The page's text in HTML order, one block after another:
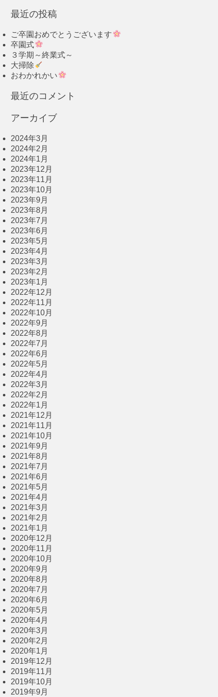
最近の投稿
ご卒園おめでとうございます
卒園式
３学期～終業式～
大掃除
おわかれかい
最近のコメント
アーカイブ
2024年3月
2024年2月
2024年1月
2023年12月
2023年11月
2023年10月
2023年9月
2023年8月
2023年7月
2023年6月
2023年5月
2023年4月
2023年3月
2023年2月
2023年1月
2022年12月
2022年11月
2022年10月
2022年9月
2022年8月
2022年7月
2022年6月
2022年5月
2022年4月
2022年3月
2022年2月
2022年1月
2021年12月
2021年11月
2021年10月
2021年9月
2021年8月
2021年7月
2021年6月
2021年5月
2021年4月
2021年3月
2021年2月
2021年1月
2020年12月
2020年11月
2020年10月
2020年9月
2020年8月
2020年7月
2020年6月
2020年5月
2020年4月
2020年3月
2020年2月
2020年1月
2019年12月
2019年11月
2019年10月
2019年9月